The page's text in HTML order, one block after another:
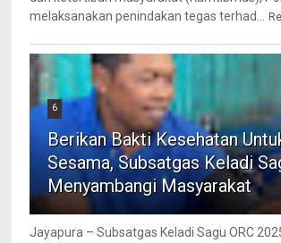
melaksanakan penindakan tegas terhad...
6
Berikan Bakti Kesehatan
Sesama, Subsatgas Keladi
Menyambangi Masyarakat
Jayapura – Subsatgas Keladi Sagu ORC